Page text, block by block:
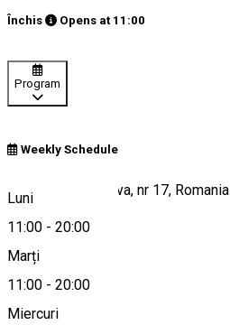
Închis Opens at 11:00
Program
Weekly Schedule
Luni
11:00 - 20:00
Marți
11:00 - 20:00
Miercuri
Calea Unirii, Craiova, nr 17, Romania
Hartă